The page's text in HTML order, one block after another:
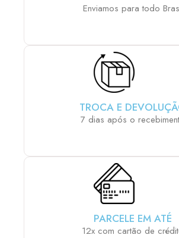
Enviamos para todo
TROCA E
7 dias após o
PARCELE EM ATÉ
12x com cartão de